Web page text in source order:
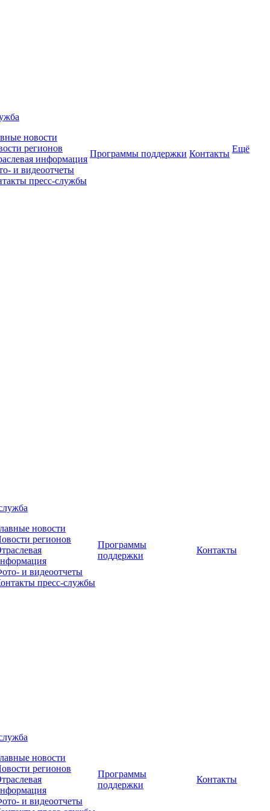
новости
регионов
информация
и видеоотчеты
пресс-службы
Программы поддержки Контакты Ещё
новости
регионов
и видеоотчеты
пресс-службы
Программы
поддержки
Контакты
новости
регионов
и видеоотчеты
Программы
поддержки
Контакты